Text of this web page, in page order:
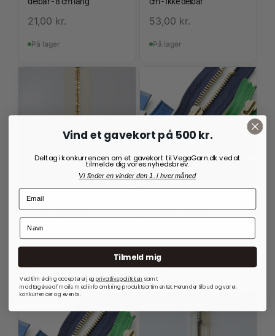
21,00 kr.
På lager
53,00 kr.
På lager
YKK LYNLÅS I MESSING
- IKKE DELBAR
YKK-lynlås i messing – 18
cm - Ikke delbar
46,00kr.
- IKKE DELBAR
YKK Lynlås i messing - ikke
23,00kr.
Vind et gavekort på 500 kr.
Deltag i konkurrencen om et gavekort til VegaGarn.dk ved at
tilmelde dig vores nyhedsbrev.
Vi finder en vinder den 1. i hver måned
Tilmeld mig
Ved tilmelding accepterer jegprivatlivspolitkken samt
modtagelse af mails med info omkring produktsortimentet. Herunder tilbud og varer,
konkurrencer og events.